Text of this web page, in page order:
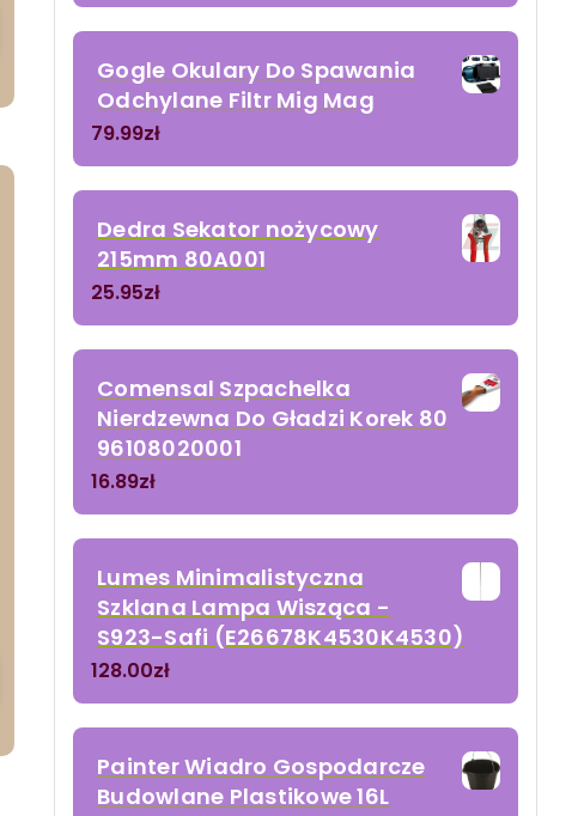
Gogle Okulary Do Spawania
Odchylane Filtr Mig Mag
79.99zł
Dedra Sekator nożycowy
215mm 80A001
25.95zł
Comensal Szpachelka
Nierdzewna Do Gładzi Korek 80
96108020001
16.89zł
Lumes Minimalistyczna
Szklana Lampa Wisząca -
S923-Safi (E26678K4530K4530)
128.00zł
Painter Wiadro Gospodarcze
Budowlane Plastikowe 16L